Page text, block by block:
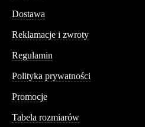
Dostawa
Reklamacje i zwroty
Regulamin
Polityka prywatności
Promocje
Tabela rozmiarów